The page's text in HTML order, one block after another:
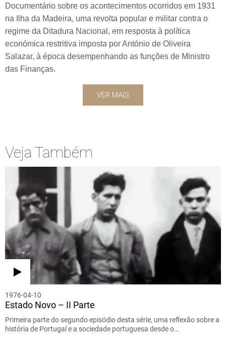
Documentário sobre os acontecimentos ocorridos em 1931
na Ilha da Madeira, uma revolta popular e militar contra o
regime da Ditadura Nacional, em resposta à política
económica restritiva imposta por António de Oliveira
Salazar, à época desempenhando as funções de Ministro
das Finanças.
VER MAIS
Veja Também
1976-04-10
Estado Novo – II Parte
Primeira parte do segundo episódio desta série, uma reflexão sobre a
história de Portugal e a sociedade portuguesa desde o…